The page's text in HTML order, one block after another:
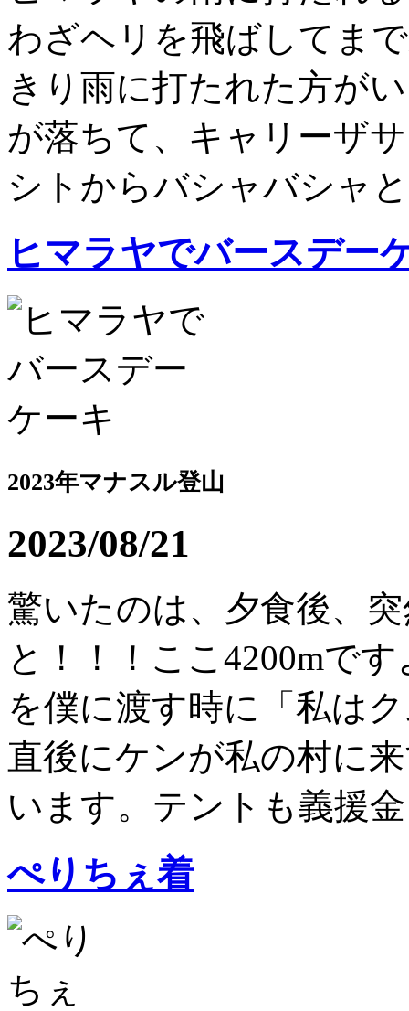
わざヘリを飛ばしてま
きり雨に打たれた方が
が落ちて、キャリーザ
シトからバシャバシャ
ヒマラヤでバースデー
2023年マナスル登山
2023/08/21
驚いたのは、夕食後、
と！！！ここ4200mで
を僕に渡す時に「私は
直後にケンが私の村に
います。テントも義援
ぺりちぇ着